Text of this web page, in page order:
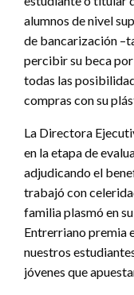
alumnos de nivel
de bancarización
percibir su beca
todas las
compras con su
La Directora
en la etapa de
adjudicando el
trabajó con
familia plasmó en
Entrerriano premia
nuestros
jóvenes que